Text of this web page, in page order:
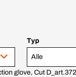
Typ
Alle
glove, Cut